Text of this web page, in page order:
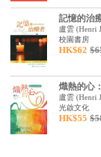
記憶的治
盧雲 (Henri
校園書房
HK$62
熾熱的心
盧雲 (Henri
光啟文化
HK$55